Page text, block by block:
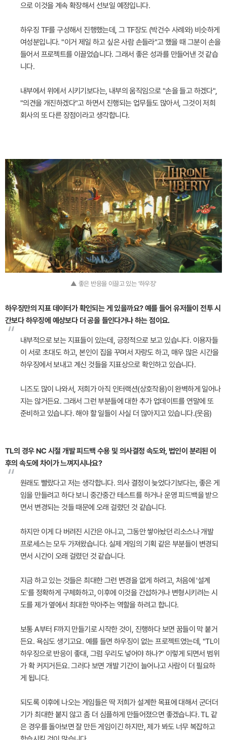
으로 이것을 계속 확장해서 선보일 예정입니다.
하우징 TF를 구성해서 진행했는데, 그 TF장도 (박건수 사례와) 비슷하게
여성분입니다. "이거 제일 하고 싶은 사람 손들라"고 했을 때 그분이 손을
들어서 프로젝트를 이끌었습니다. 그래서 좋은 성과를 만들어낸 것 같습
니다.
내부에서 위에서 시키기보다는, 내부의 움직임으로 "손을 들고 하겠다",
"의견을 개진하겠다"고 하면서 진행되는 업무들도 많아서, 그것이 저희
회사의 또 다른 장점이라고 생각합니다.
▲ 좋은 반응을 이끌고 있는 '하우징'
하우징만의 지표 데이터가 확인되는 게 있을까요? 예를 들어 유저들이 전투 시
간보다 하우징에 예상보다 더 공을 들인다거나 하는 점이요.
“
내부적으로 보는 지표들이 있는데, 긍정적으로 보고 있습니다. 이용자들
이 서로 초대도 하고, 본인이 집을 꾸며서 자랑도 하고, 매우 많은 시간을
하우징에서 보내고 계신 것들을 지표상으로 확인하고 있습니다.
니즈도 많이 나와서, 저희가 아직 인터랙션(상호작용)이 완벽하게 일어나
지는 않거든요. 그래서 그런 부분들에 대한 추가 업데이트를 연말에 또
준비하고 있습니다. 해야 할 일들이 사실 더 많아지고 있습니다.(웃음)
TL의 경우 NC 시절 개발 피드백 수용 및 의사결정 속도와, 법인이 분리된 이
후의 속도에 차이가 느껴지시나요?
“
원래도 빨랐다고 저는 생각합니다. 의사 결정이 늦었다기보다는, 좋은 게
임을 만들려고 하다 보니 중간중간 테스트를 하거나 운영 피드백을 받으
면서 변경되는 것들 때문에 오래 걸렸던 것 같습니다.
하지만 이게 다 버려진 시간은 아니고, 그동안 쌓아놨던 리소스나 개발
프로세스는 모두 가져왔습니다. 실제 게임의 기획 같은 부분들이 변경되
면서 시간이 오래 걸렸던 것 같습니다.
지금 하고 있는 것들은 최대한 그런 변경을 없게 하려고, 처음에 '설계
도'를 정확하게 구체화하고, 이후에 이것을 간섭하거나 변형시키려는 시
도를 제가 옆에서 최대한 막아주는 역할을 하려고 합니다.
보통 A부터 F까지 만들기로 시작한 것이, 진행하다 보면 꿈들이 막 붙거
든요. 욕심도 생기고요. 예를 들면 하우징이 없는 프로젝트였는데, "TL이
하우징으로 반응이 좋대, 그럼 우리도 넣어야 하나?" 이렇게 되면서 범위
가 확 커지거든요. 그러다 보면 개발 기간이 늘어나고 사람이 더 필요하
게 됩니다.
되도록 이후에 나오는 게임들은 딱 저희가 설계한 목표에 대해서 군더더
기가 최대한 붙지 않고 좀 더 심플하게 만들어졌으면 좋겠습니다. TL 같
은 경우를 돌아보면 잘 만든 게임이긴 하지만, 제가 봐도 너무 복잡하고